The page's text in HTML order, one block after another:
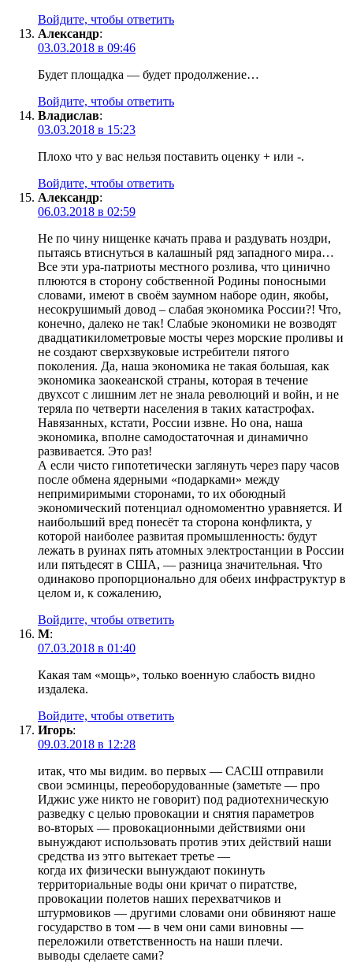
Войдите, чтобы ответить
Александр:
03.03.2018 в 09:46
Будет площадка — будет продолжение…
Войдите, чтобы ответить
Владислав:
03.03.2018 в 15:23
Плохо что у вас нельзя поставить оценку + или -.
Войдите, чтобы ответить
Александр:
06.03.2018 в 02:59
Не по чину нищенке качать права и раздувать ноздри,
пытаясь втиснуться в калашный ряд западного мира…
Все эти ура-патриоты местного розлива, что цинично
плюются в сторону собственной Родины поносными
словами, имеют в своём заумном наборе один, якобы,
несокрушимый довод – слабая экономика России?! Что,
конечно, далеко не так! Слабые экономики не возводят
двадцатикилометровые мосты через морские проливы и
не создают сверхзвуковые истребители пятого
поколения. Да, наша экономика не такая большая, как
экономика заокеанской страны, которая в течение
двухсот с лишним лет не знала революций и войн, и не
теряла по четверти населения в таких катастрофах.
Навязанных, кстати, России извне. Но она, наша
экономика, вполне самодостаточная и динамично
развивается. Это раз!
А если чисто гипотетически заглянуть через пару часов
после обмена ядерными «подарками» между
непримиримыми сторонами, то их обоюдный
экономический потенциал одномоментно уравняется. И
наибольший вред понесёт та сторона конфликта, у
которой наиболее развитая промышленность: будут
лежать в руинах пять атомных электростанции в России
или пятьдесят в США, — разница значительная. Что
одинаково пропорционально для обеих инфраструктур в
целом и, к сожалению,
Войдите, чтобы ответить
М:
07.03.2018 в 01:40
Какая там «мощь», только военную слабость видно
издалека.
Войдите, чтобы ответить
Игорь:
09.03.2018 в 12:28
итак, что мы видим. во первых — САСШ отправили
свои эсминцы, переоборудованные (заметьте — про
Иджис уже никто не говорит) под радиотехническую
разведку с целью провокации и снятия параметров
во-вторых — провокационными действиями они
вынуждают использовать против этих действий наши
средства из этго вытекает третье —
когда их физически вынуждают покинуть
территориальные воды они кричат о пиратстве,
провокации полетов наших перехватчиков и
штурмовиков — другими словами они обвиняют наше
государство в том — в чем они сами виновны —
переложили ответственность на наши плечи.
выводы сделаете сами?